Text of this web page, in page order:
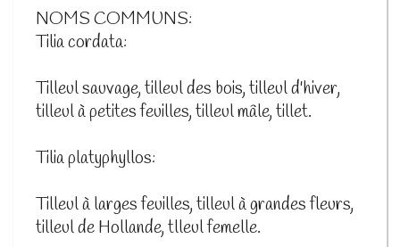
NOMS COMMUNS:
Tilia cordata:
Tilleul sauvage, tilleul des bois, tilleul d'hiver,
tilleul à petites feuilles, tilleul mâle, tillet.
Tilia platyphyllos:
Tilleul à larges feuilles, tilleul à grandes fleurs,
tilleul de Hollande, tlleul femelle.